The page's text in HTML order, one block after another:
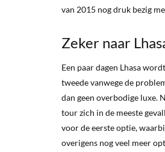
van 2015 nog druk bezig
Zeker naar
Een paar dagen Lhasa
tweede vanwege de
dan geen overbodige luxe.
tour zich in de meeste
voor de eerste optie,
overigens nog veel meer